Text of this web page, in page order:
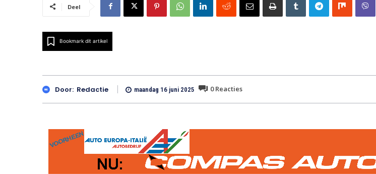
Deel
Bookmark dit artikel
Door: Redactie maandag 16 juni 2025 0Reacties